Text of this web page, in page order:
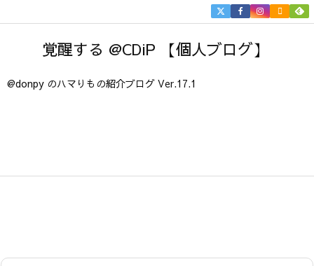
覚醒する @CDiP 【個人ブログ】
@donpy のハマりもの紹介ブログ Ver.17.1

